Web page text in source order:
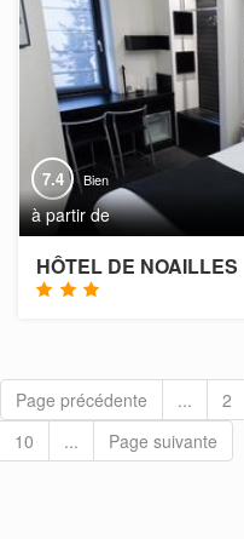
7.4 Bien
à partir de
HÔTEL DE NOAILLES
Page précédente ... 2
10
... Page suivante